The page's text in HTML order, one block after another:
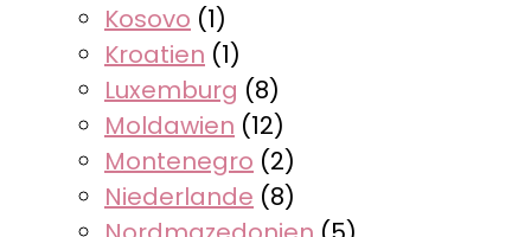
Kosovo (1)
Kroatien (1)
Luxemburg (8)
Moldawien (12)
Montenegro (2)
Niederlande (8)